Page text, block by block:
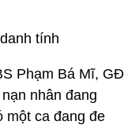
tính
Phạm Bá Mĩ, GĐ
nhân đang
một ca đang đe